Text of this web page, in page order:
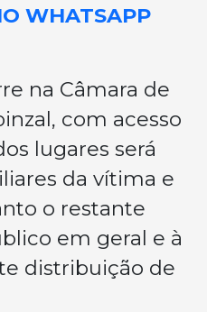
WHATSAPP
na Câmara de
com acesso
lugares será
da vítima e
o restante
em geral e à
distribuição de